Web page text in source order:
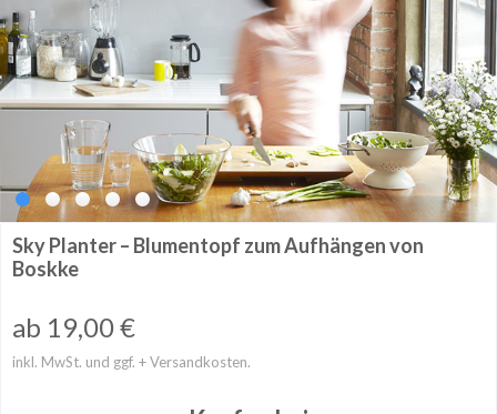
Sky Planter – Blumentopf zum Aufhängen von
Boskke
ab 19,00€
inkl. MwSt. und ggf. + Versandkosten.